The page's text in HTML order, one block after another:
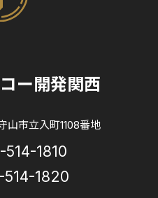
ー開発関西
市立入町1108番地
1810
514-1820